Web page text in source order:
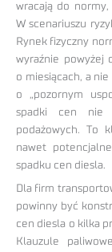
wracają do
W scenariuszu
Rynek fizyczny
wyraźnie powyżej
o miesiącach, a
o „pozornym
spadki cen nie
podażowych. To
nawet
spadku cen diesla.
Dla firm
powinny być
cen diesla o kilka
Klauzule